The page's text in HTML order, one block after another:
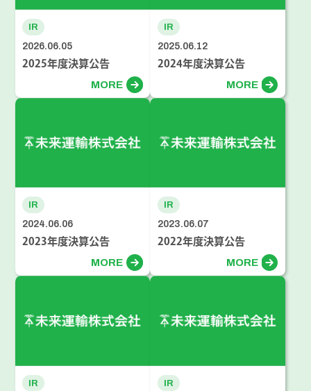
IR
2026.06.05
2025年度決算公告
MORE
IR
2025.06.12
2024年度決算公告
MORE
IR
2024.06.06
2023年度決算公告
MORE
IR
2023.06.07
2022年度決算公告
MORE
IR IR